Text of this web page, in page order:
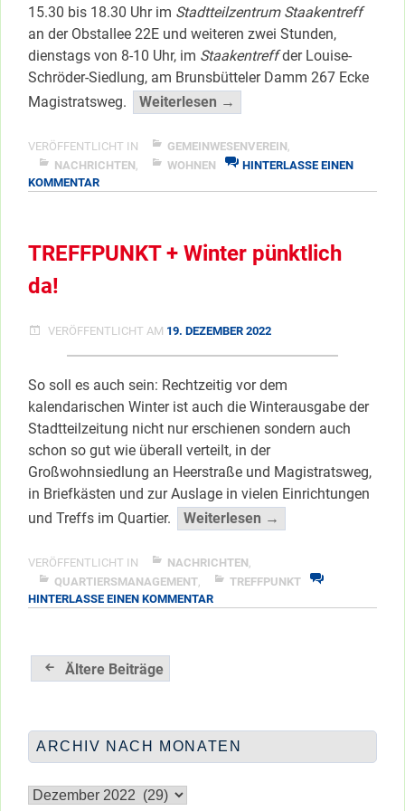
15.30 bis 18.30 Uhr im Stadtteilzentrum Staakentreff
an der Obstallee 22E und weiteren zwei Stunden,
dienstags von 8-10 Uhr, im Staakentreffder Louise-
Schröder-Siedlung, am Brunsbütteler Damm 267 Ecke
Magistratsweg.
Weiterlesen →
2023
Mieterberatung
“für
VERÖFFENTLICHT IN GEMEINWESENVEREIN
NACHRICHTEN
WOHNEN
HINTERLASSE EINEN
KOMMENTARZU
MIETERBERATUNG
TREFFPUNKT + Winter pünktlich
da!
VERÖFFENTLICHT AM 19. DEZEMBER 2022
So soll es auch sein: Rechtzeitig vor dem
kalendarischen Winter ist auch die Winterausgabe der
Stadtteilzeitung nicht nur erschienen sondern auch
schon so gut wie überall verteilt, in der
Großwohnsiedlung an Heerstraße und Magistratsweg,
in Briefkästen und zur Auslage in vielen Einrichtungen
und Treffs im Quartier.
Weiterlesen →
pünktlich
da!”
VERÖFFENTLICHT IN NACHRICHTEN,
QUARTIERSMANAGEMENT,
TREFFPUNKT
HINTERLASSE EINEN KOMMENTARZU
Beitragsnavigation
Ältere Beiträge
ARCHIV NACH MONATEN
nach